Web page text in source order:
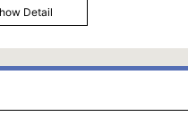
#Japanese #全国行脚
#寅さん#旅行 #旅 #絶景
Detail